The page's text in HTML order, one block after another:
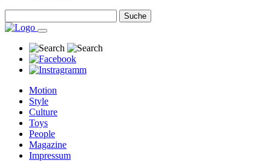
Motion
Style
Culture
Toys
People
Magazine
Impressum